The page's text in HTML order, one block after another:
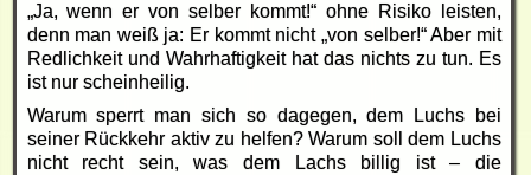
„Ja, wenn er von selber kommt!“ ohne Risiko leisten,
denn man weiß ja: Er kommt nicht „von selber!“ Aber mit
Redlichkeit und Wahrhaftigkeit hat das nichts zu tun. Es
ist nur scheinheilig.
Warum sperrt man sich so dagegen, dem Luchs bei
seiner Rückkehr aktiv zu helfen? Warum soll dem Luchs
nicht recht sein, was dem Lachs billig ist – die